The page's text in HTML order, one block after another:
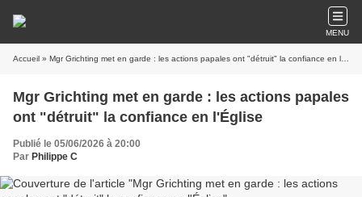
MENU
Accueil » Mgr Grichting met en garde : les actions papales ont "détruit" la confiance en l'Église
Mgr Grichting met en garde : les actions papales
ont "détruit" la confiance en l'Église
Publié le 05/06/2026 à 20:00
Par Philippe C